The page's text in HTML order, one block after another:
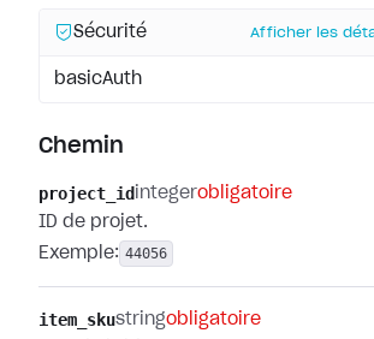
Sécurité Afficher les
basicAuth
Chemin
project_id integerobligatoire
ID de projet.
Exemple: 44056
item_skustringobligatoire